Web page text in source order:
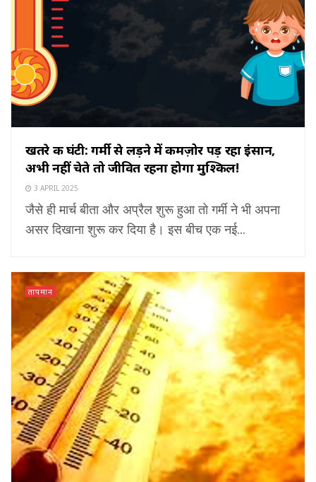
खतरे की घंटी: गर्मी से लड़ने में कमज़ोर पड़ रहा इंसान,
अभी नहीं चेते तो जीवित रहना होगा मुश्किल!
3 APRIL 2025
जैसे ही मार्च बीता और अप्रैल शुरू हुआ तो गर्मी ने भी अपना
असर दिखाना शुरू कर दिया है। इस बीच एक नई...
तापमान